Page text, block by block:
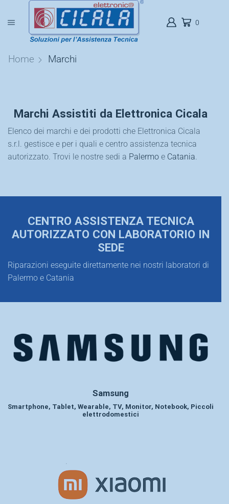
0
Home Marchi
Marchi Assistiti da Elettronica Cicala
Elenco dei marchi e dei prodotti che Elettronica Cicala
s.r.l. gestisce e per i quali e centro assistenza tecnica
autorizzato. Trovi le nostre sedi a Palermo e Catania.
CENTRO ASSISTENZA TECNICA
AUTORIZZATO CON LABORATORIO IN
SEDE
Riparazioni eseguite direttamente nei nostri laboratori di
Palermo e Catania
Samsung
Smartphone, Tablet, Wearable, TV, Monitor, Notebook, Piccoli
elettrodomestici